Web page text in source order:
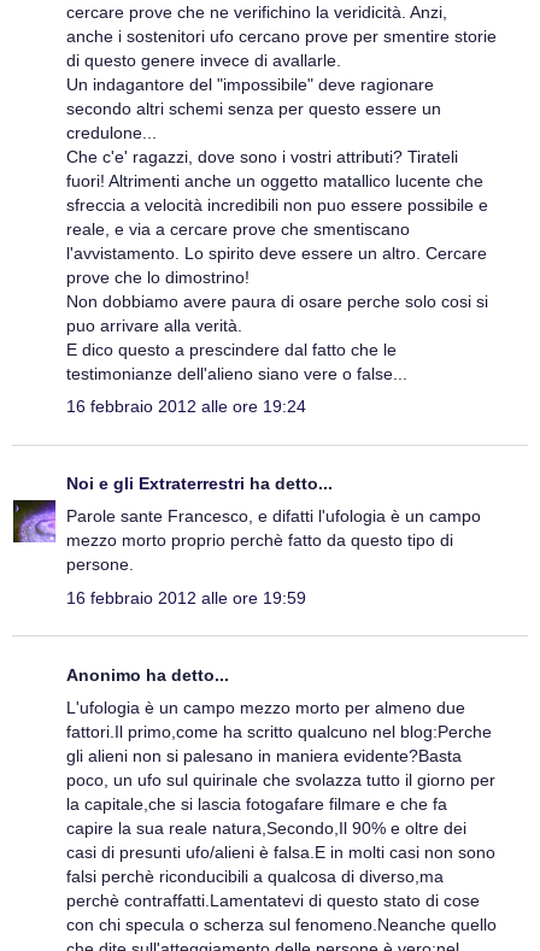
cercare prove che ne verifichino la veridicità. Anzi,
anche i sostenitori ufo cercano prove per smentire storie
di questo genere invece di avallarle.
Un indagantore del "impossibile" deve ragionare
secondo altri schemi senza per questo essere un
credulone...
Che c'e' ragazzi, dove sono i vostri attributi? Tirateli
fuori! Altrimenti anche un oggetto matallico lucente che
sfreccia a velocità incredibili non puo essere possibile e
reale, e via a cercare prove che smentiscano
l'avvistamento. Lo spirito deve essere un altro. Cercare
prove che lo dimostrino!
Non dobbiamo avere paura di osare perche solo cosi si
puo arrivare alla verità.
E dico questo a prescindere dal fatto che le
testimonianze dell'alieno siano vere o false...
16 febbraio 2012 alle ore 19:24
Noi e gli Extraterrestri ha detto...
Parole sante Francesco, e difatti l'ufologia è un campo
mezzo morto proprio perchè fatto da questo tipo di
persone.
16 febbraio 2012 alle ore 19:59
Anonimo ha detto...
L'ufologia è un campo mezzo morto per almeno due
fattori.Il primo,come ha scritto qualcuno nel blog:Perche
gli alieni non si palesano in maniera evidente?Basta
poco, un ufo sul quirinale che svolazza tutto il giorno per
la capitale,che si lascia fotogafare filmare e che fa
capire la sua reale natura,Secondo,Il 90% e oltre dei
casi di presunti ufo/alieni è falsa.E in molti casi non sono
falsi perchè riconducibili a qualcosa di diverso,ma
perchè contraffatti.Lamentatevi di questo stato di cose
con chi specula o scherza sul fenomeno.Neanche quello